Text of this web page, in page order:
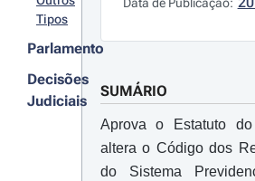
Tipos
Parlamento
Decisões
Judiciais
SUMÁRIO
Aprova o Estatuto
altera o Código dos
do Sistema